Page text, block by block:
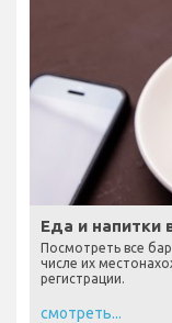
Еда и напитки
Посмотреть все
числе их
регистрации.
смотреть...